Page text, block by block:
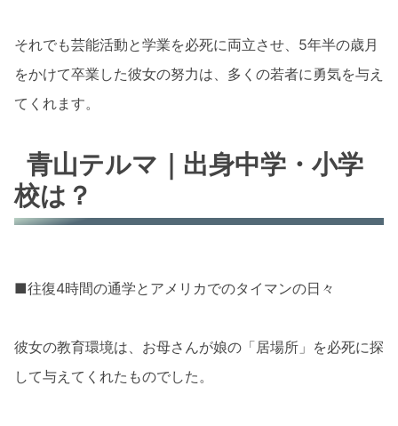
それでも芸能活動と学業を必死に両立させ、5年半の歳月
をかけて卒業した彼女の努力は、多くの若者に勇気を与え
てくれます。
青山テルマ｜出身中学・小学
校は？
■往復4時間の通学とアメリカでのタイマンの日々
彼女の教育環境は、お母さんが娘の「居場所」を必死に探
して与えてくれたものでした。